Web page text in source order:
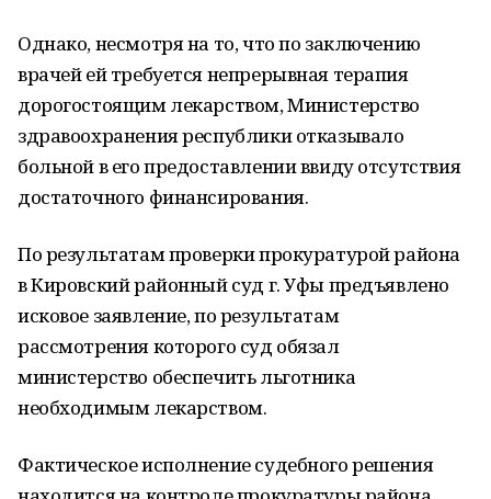
Однако, несмотря на то, что по заключению
врачей ей требуется непрерывная терапия
дорогостоящим лекарством, Министерство
здравоохранения республики отказывало
больной в его предоставлении ввиду отсутствия
достаточного финансирования.
По результатам проверки прокуратурой района
в Кировский районный суд г. Уфы предъявлено
исковое заявление, по результатам
рассмотрения которого суд обязал
министерство обеспечить льготника
необходимым лекарством.
Фактическое исполнение судебного решения